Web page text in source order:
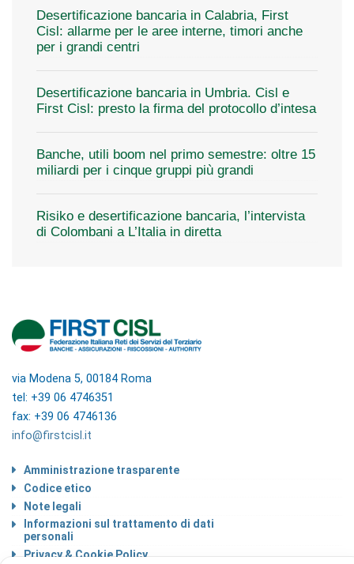
Desertificazione bancaria in Calabria, First
Cisl: allarme per le aree interne, timori anche
per i grandi centri
Desertificazione bancaria in Umbria. Cisl e
First Cisl: presto la firma del protocollo d’intesa
Banche, utili boom nel primo semestre: oltre 15
miliardi per i cinque gruppi più grandi
Risiko e desertificazione bancaria, l’intervista
di Colombani a L’Italia in diretta
via Modena 5, 00184 Roma
tel: +39 06 4746351
fax: +39 06 4746136
info@firstcisl.it
Amministrazione trasparente
Codice etico
Note legali
Informazioni sul trattamento di dati
personali
Privacy & Cookie Policy